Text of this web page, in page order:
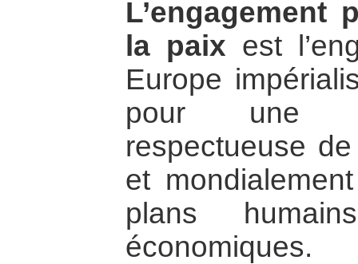
L’engagement
la paix est
Europe
pour une
respectueuse
et
plans
économiques.